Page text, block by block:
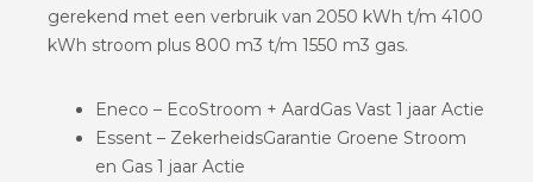
gerekend met een verbruik van 2050 kWh t/m 4100
kWh stroom plus 800 m3 t/m 1550 m3 gas.
Eneco – EcoStroom + AardGas Vast 1 jaar Actie
Essent – ZekerheidsGarantie Groene Stroom
en Gas 1 jaar Actie